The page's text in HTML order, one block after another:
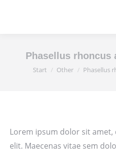
Phasellus
Sie befinden sich hier:
Start Other Phasellus
Lorem ipsum dolor sit
elit. Maecenas vitae sem